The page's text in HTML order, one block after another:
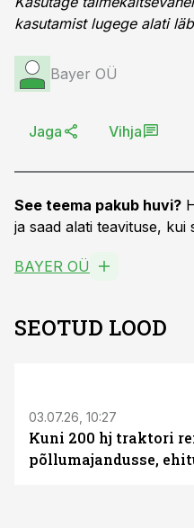
kasutamist lugege alati
Bayer OÜ
Jaga Vihja
See teema pakub huvi?
ja saad alati teavituse, kui
BAYER OÜ
SEOTUD LOOD
03.07.26, 10:27
Kuni 200 hj traktori
põllumajandusse,